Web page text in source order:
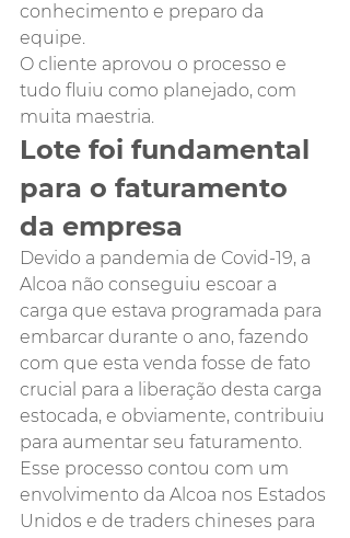
conhecimento e preparo da
equipe.
O cliente aprovou o processo e
tudo fluiu como planejado, com
muita maestria.
Lote foi fundamental
para o faturamento
da empresa
Devido a pandemia de Covid-19, a
Alcoa não conseguiu escoar a
carga que estava programada para
embarcar durante o ano, fazendo
com que esta venda fosse de fato
crucial para a liberação desta carga
estocada, e obviamente, contribuiu
para aumentar seu faturamento.
Esse processo contou com um
envolvimento da Alcoa nos Estados
Unidos e de traders chineses para